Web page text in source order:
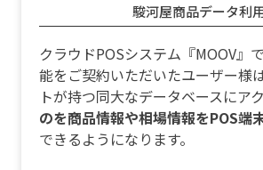
駿河屋商品データ利
クラウドPOSシステム『MOOV』
能をご契約いただいたユーザー様
トが持つ同大なデータベースにア
のを商品情報や相場情報をPOS端
できるようになります。